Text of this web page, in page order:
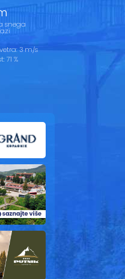
snega
3 m/s
71 %